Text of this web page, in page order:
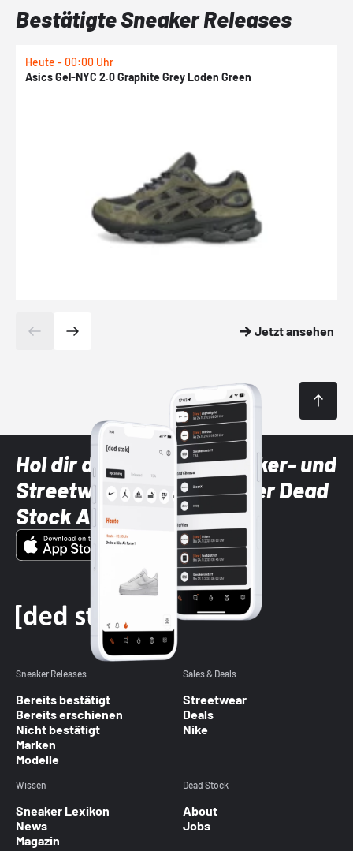
Bestätigte Sneaker Releases
Heute - 00:00 Uhr
Asics Gel-NYC 2.0 Graphite Grey Loden Green
Jetzt ansehen
Hol dir die neuesten Sneaker- und
Streetwear-Brands mit der Dead
Stock App
Sneaker Releases
Bereits bestätigt
Bereits erschienen
Nicht bestätigt
Marken
Modelle
Sales & Deals
Streetwear
Deals
Nike
Wissen
Sneaker Lexikon
News
Magazin
Dead Stock
About
Jobs